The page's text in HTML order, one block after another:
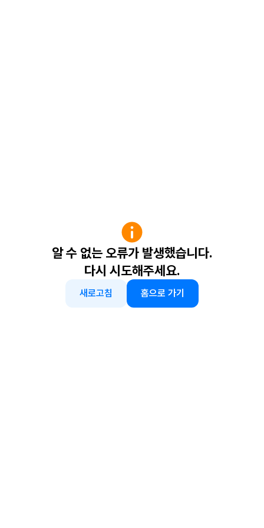
알 수 없는 오류가 발생했습니다.
다시 시도해주세요.
새로고침 홈으로 가기